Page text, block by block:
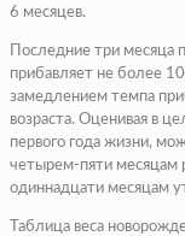
6 месяцев.
Последние три месяца
прибавляет не более
замедлением темпа
возраста. Оценивая в
первого года жизни,
четырем-пяти месяцам
одиннадцати месяцам
Таблица веса